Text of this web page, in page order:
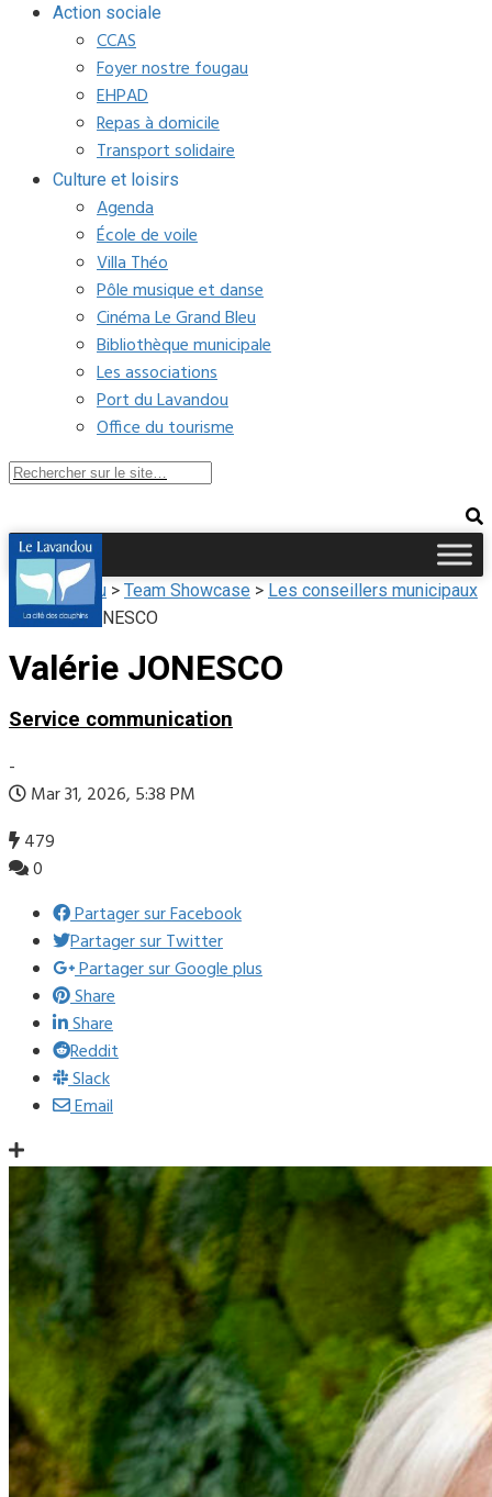
Action sociale
CCAS
Foyer nostre fougau
EHPAD
Repas à domicile
Transport solidaire
Culture et loisirs
Agenda
École de voile
Villa Théo
Pôle musique et danse
Cinéma Le Grand Bleu
Bibliothèque municipale
Les associations
Port du Lavandou
Office du tourisme
Le Lavandou > Team Showcase > Les conseillers municipaux
Valérie JONESCO
Valérie JONESCO
Service communication
-
Mar 31, 2026, 5:38 PM
479
0
Partager sur Facebook
Partager sur Twitter
Partager sur Google plus
Share
Share
Reddit
Slack
Email